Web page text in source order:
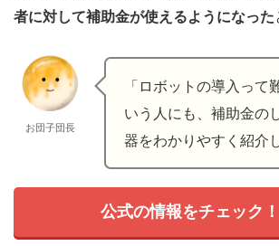
者に対して補助金が使えるようになった
お団子団長
「ロボットの導入って
いう人にも、補助金の
器をわかりやすく紹介
公式の情報をチェック！